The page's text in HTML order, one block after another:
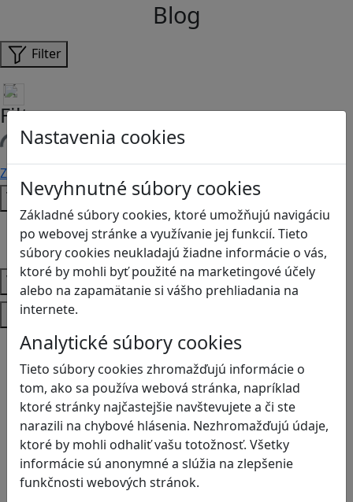
Nastavenia cookies
Nevyhnutné súbory cookies
Základné súbory cookies, ktoré umožňujú navigáciu
po webovej stránke a využívanie jej funkcií. Tieto
súbory cookies neukladajú žiadne informácie o vás,
ktoré by mohli byť použité na marketingové účely
alebo na zapamätanie si vášho prehliadania na
internete.
Analytické súbory cookies
Tieto súbory cookies zhromažďujú informácie o
tom, ako sa používa webová stránka, napríklad
ktoré stránky najčastejšie navštevujete a či ste
narazili na chybové hlásenia. Nezhromažďujú údaje,
ktoré by mohli odhaliť vašu totožnosť. Všetky
informácie sú anonymné a slúžia na zlepšenie
funkčnosti webových stránok.
Blog
Filter
Filtre
Zmazať filtre
Typ
Články
Recenzie
Vek
Predmety
Anglický jazyk
Biológia
Dejepis
Environmentálna výchova
Etická výchova
Geografia
Matematika
Občianska náuka